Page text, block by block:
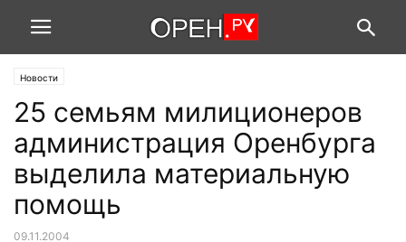
Новости
25 семьям милиционеров
администрация Оренбурга
выделила материальную
помощь
09.11.2004